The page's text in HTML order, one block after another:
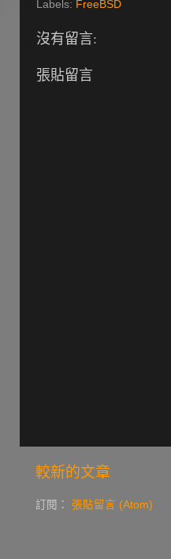
Labels: FreeBSD
沒有留言:
張貼留言
較新的文章
訂閱： 張貼留言 (Atom)